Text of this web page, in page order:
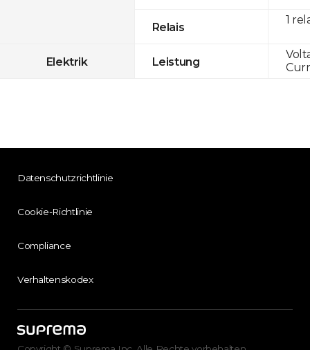
Relais
Elektrik Leistung
1
Datenschutzrichtlinie
Cookie-Richtlinie
Compliance
Verhaltenskodex